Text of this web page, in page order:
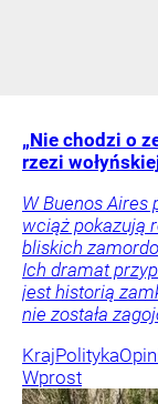
„Nie chodzi o
rzezi
W Buenos Aires
wciąż pokazują
bliskich
Ich dramat
jest historią
nie została
KrajPolityka
Wprost